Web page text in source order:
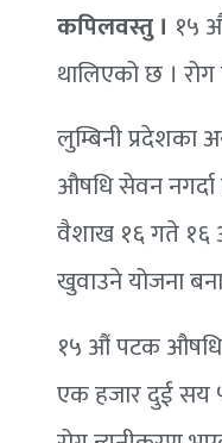
कपिलवस्तु । १५
थालिएको छ ।
लुम्बिनी प्रदेशका
औषधि सेवन नगर्दा
वैशाख १६ गते १६
खुवाउने योजना
१५ औं पटक औषधि
एक हजार दुई सय